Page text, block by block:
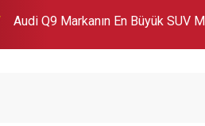
Audi Q9 Markanın En Büyük SUV